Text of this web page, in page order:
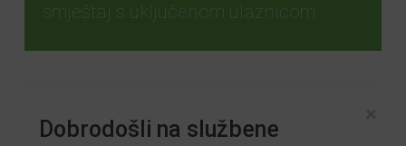
smještaj s uključenom ulaznicom
Dobrodošli na službene